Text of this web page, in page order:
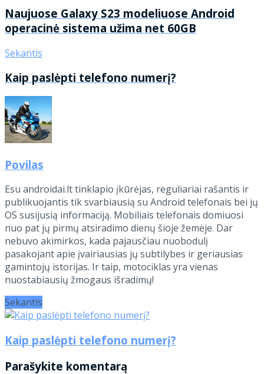
Naujuose Galaxy S23 modeliuose Android
operacinė sistema užima net 60GB
Sekantis
Kaip paslėpti telefono numerį?
Povilas
Esu androidai.lt tinklapio įkūrėjas, reguliariai rašantis ir
publikuojantis tik svarbiausią su Android telefonais bei jų
OS susijusią informaciją. Mobiliais telefonais domiuosi
nuo pat jų pirmų atsiradimo dienų šioje žemėje. Dar
nebuvo akimirkos, kada pajausčiau nuobodulį
pasakojant apie įvairiausias jų subtilybes ir geriausias
gamintojų istorijas. Ir taip, motociklas yra vienas
nuostabiausių žmogaus išradimų!
Sekantis
Kaip paslėpti telefono numerį?
Parašykite komentarą